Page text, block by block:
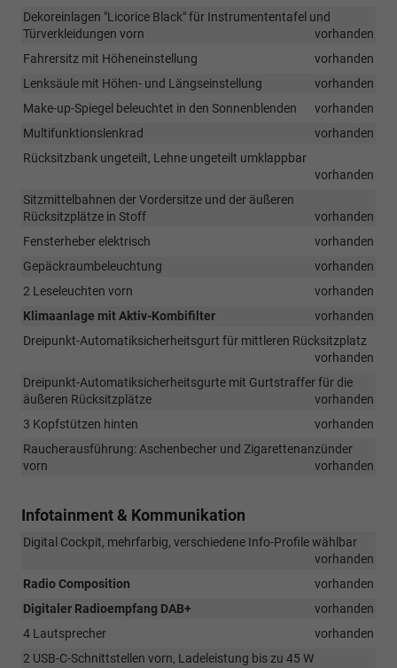
Dekoreinlagen "Licorice Black" für Instrumententafel und
Türverkleidungen vorn
vorhanden
Fahrersitz mit Höheneinstellung
vorhanden
Lenksäule mit Höhen- und Längseinstellung
vorhanden
Make-up-Spiegel beleuchtet in den Sonnenblenden
vorhanden
Multifunktionslenkrad
vorhanden
Rücksitzbank ungeteilt, Lehne ungeteilt umklappbar
vorhanden
Sitzmittelbahnen der Vordersitze und der äußeren
Rücksitzplätze in Stoff
vorhanden
Fensterheber elektrisch
vorhanden
Gepäckraumbeleuchtung
vorhanden
2 Leseleuchten vorn
vorhanden
Klimaanlage mit Aktiv-Kombifilter
vorhanden
Dreipunkt-Automatiksicherheitsgurt für mittleren Rücksitzplatz
vorhanden
Dreipunkt-Automatiksicherheitsgurte mit Gurtstraffer für die
äußeren Rücksitzplätze
vorhanden
3 Kopfstützen hinten
vorhanden
Raucherausführung: Aschenbecher und Zigarettenanzünder
vorn
vorhanden
Infotainment & Kommunikation
Digital Cockpit, mehrfarbig, verschiedene Info-Profile wählbar
vorhanden
Radio Composition
vorhanden
Digitaler Radioempfang DAB+
vorhanden
4 Lautsprecher
vorhanden
2 USB-C-Schnittstellen vorn, Ladeleistung bis zu 45 W